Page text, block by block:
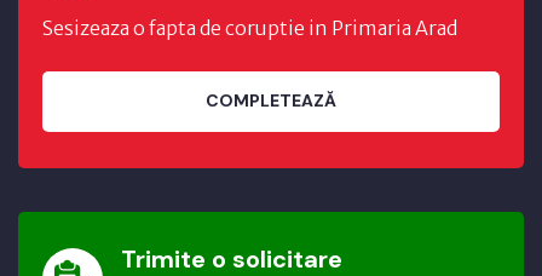
Sesizeaza o fapta de coruptie in Primaria Arad
COMPLETEAZĂ
Trimite o solicitare